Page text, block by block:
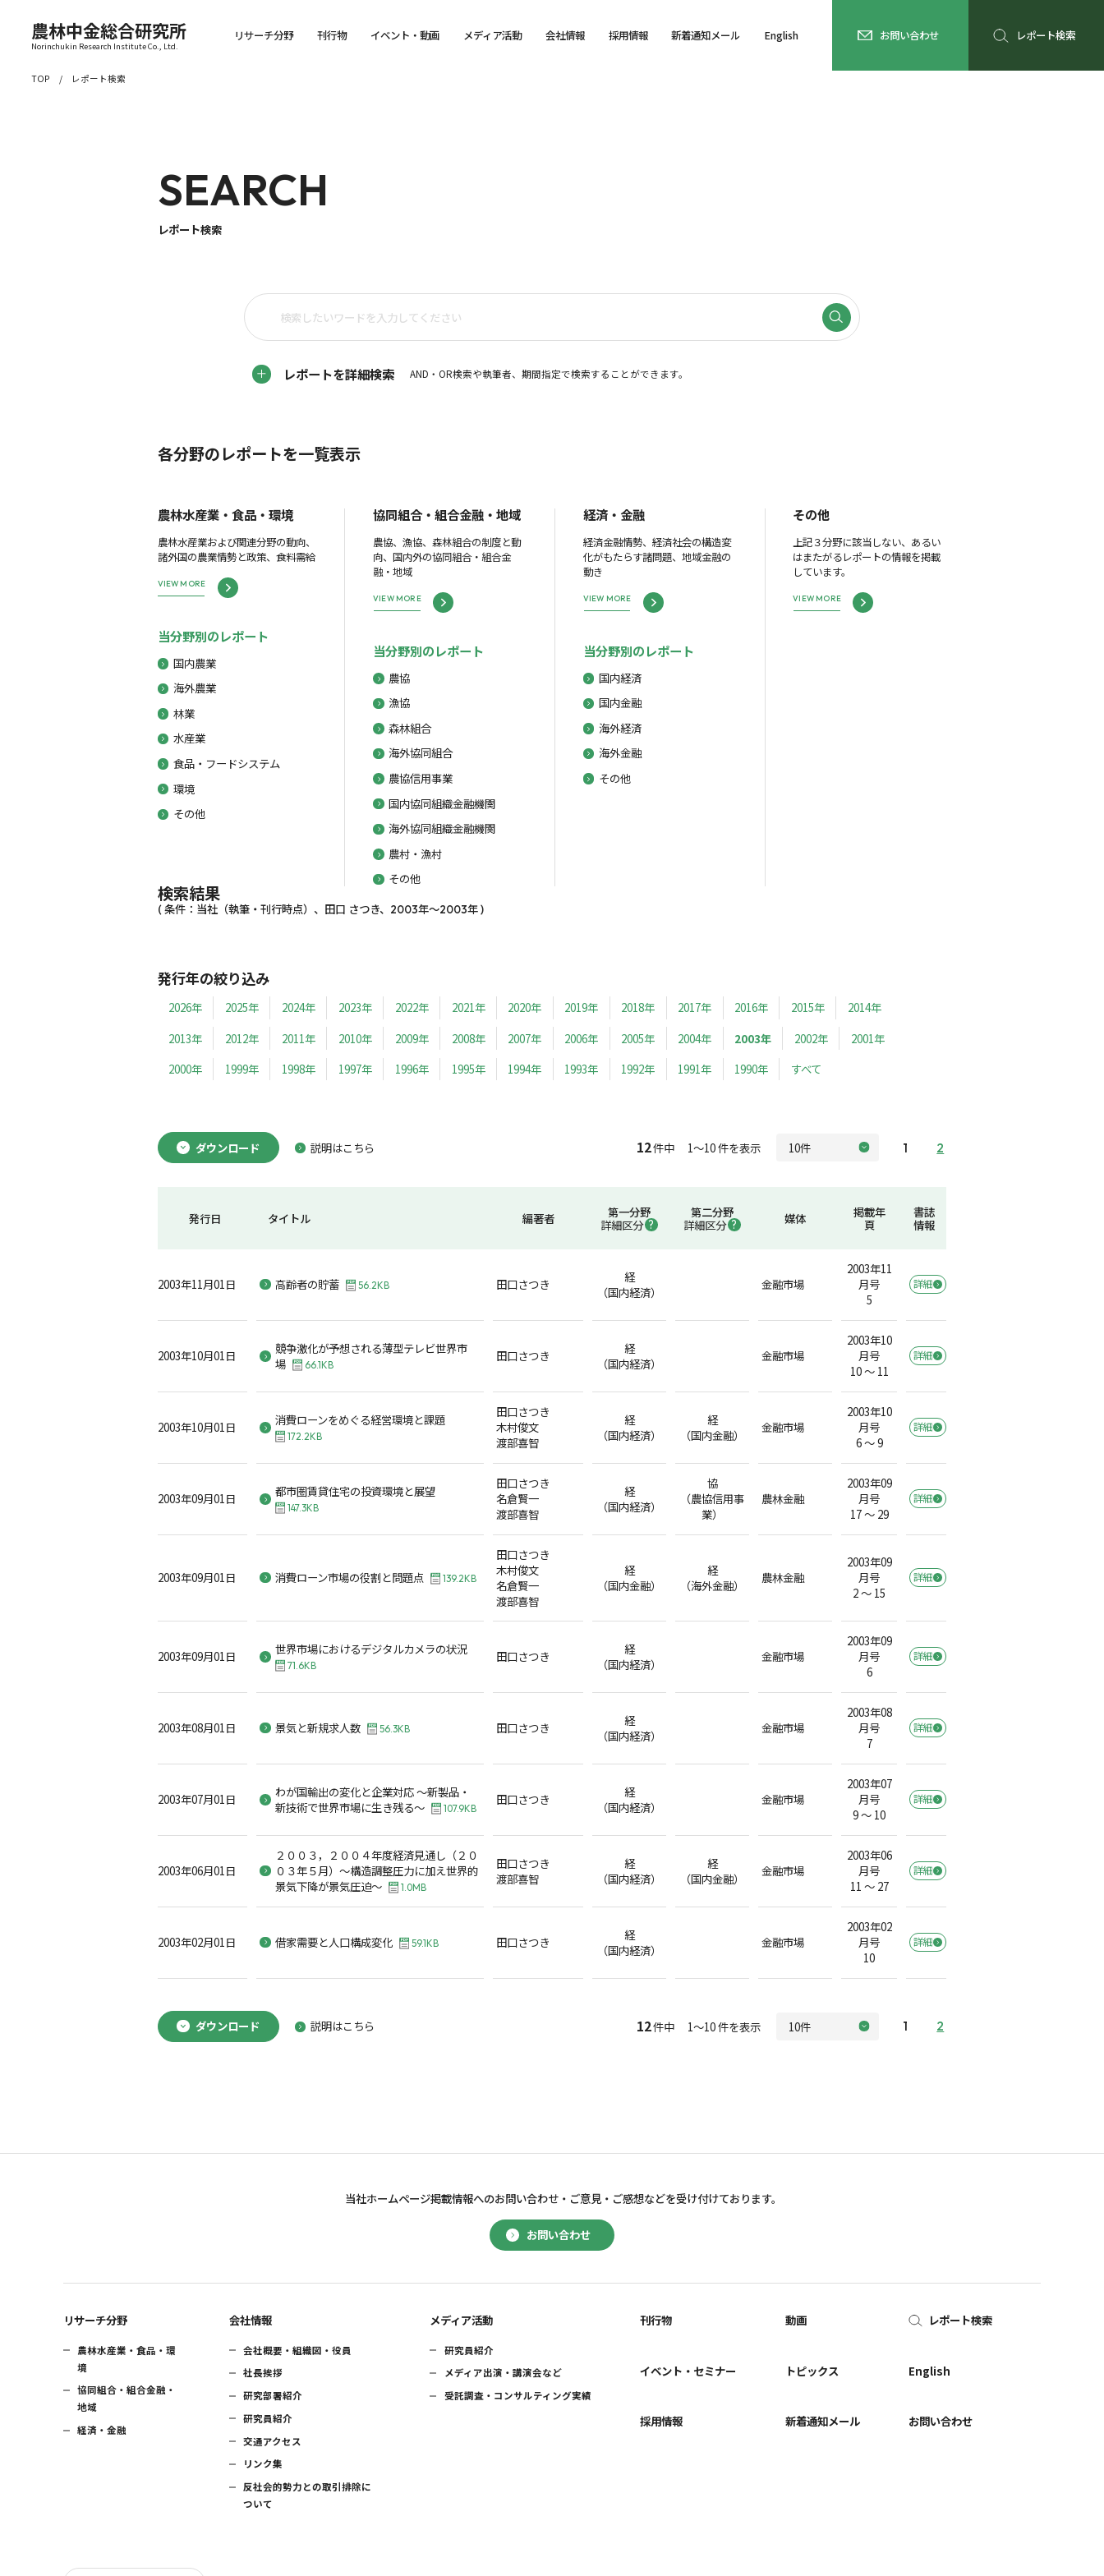
農林中金総合研究所
Norinchukin Research Institute Co., Ltd.
リサーチ分野 刊行物 イベント・動画 メディア活動 会社情報 採用情報 新着通知メール English お問い合わせ レポート検索
TOP レポート検索
SEARCH
レポート検索
レポートを詳細検索 AND・OR検索や執筆者、期間指定で検索することができます。
各分野のレポートを一覧表示
農林水産業・食品・環境
農林水産業および関連分野の動向、
諸外国の農業情勢と政策、食料需給
VIEW MORE
当分野別のレポート
国内農業
海外農業
林業
水産業
食品・フードシステム
環境
その他
協同組合・組合金融・地域
農協、漁協、森林組合の制度と動
向、国内外の協同組合・組合金
融・地域
VIEW MORE
当分野別のレポート
農協
漁協
森林組合
海外協同組合
農協信用事業
国内協同組織金融機関
海外協同組織金融機関
農村・漁村
その他
経済・金融
経済金融情勢、経済社会の構造変
化がもたらす諸問題、地域金融の
動き
VIEW MORE
当分野別のレポート
国内経済
国内金融
海外経済
海外金融
その他
その他
上記３分野に該当しない、あるい
はまたがるレポートの情報を掲載
しています。
VIEW MORE
検索結果
( 条件：当社（執筆・刊行時点）、田口 さつき、2003年～2003年 )
発行年の絞り込み
2026年 2025年 2024年 2023年 2022年 2021年 2020年 2019年 2018年 2017年 2016年 2015年
2014年
2013年
2012年 2011年 2010年 2009年 2008年 2007年 2006年 2005年 2004年 2003年 2002年
2001年
2000年
1999年 1998年 1997年 1996年 1995年 1994年 1993年 1992年 1991年 1990年 すべて
ダウンロード 説明はこちら 12件中 1～10 件を表示 1 2
発行日 タイトル 編著者
第一分野
詳細区分
第二分野
詳細区分
媒体
掲載年
頁
書誌
情報
2003年11月01日 高齢者の貯蓄 56.2KB 田口さつき
経
（国内経済）
金融市場
2003年11
月号
5
詳細
2003年10月01日
競争激化が予想される薄型テレビ世界市
場
66.1KB
田口さつき
経
（国内経済）
金融市場
2003年10
月号
10 ～ 11
詳細
2003年10月01日 消費ローンをめぐる経営環境と課題
172.2KB
田口さつき
木村俊文
渡部喜智
経
（国内経済）
経
（国内金融）
金融市場
2003年10
月号
6 ～ 9
詳細
2003年09月01日 都市圏賃貸住宅の投資環境と展望
147.3KB
田口さつき
名倉賢一
渡部喜智
経
（国内経済）
協
（農協信用事
業）
農林金融
2003年09
月号
17 ～ 29
詳細
2003年09月01日 消費ローン市場の役割と問題点 139.2KB
田口さつき
木村俊文
名倉賢一
渡部喜智
経
（国内金融）
経
（海外金融）
農林金融
2003年09
月号
2 ～ 15
詳細
2003年09月01日 世界市場におけるデジタルカメラの状況
71.6KB
田口さつき
経
（国内経済）
金融市場
2003年09
月号
6
詳細
2003年08月01日 景気と新規求人数 56.3KB 田口さつき
経
（国内経済）
金融市場
2003年08
月号
7
詳細
2003年07月01日
わが国輸出の変化と企業対応 ～新製品・
新技術で世界市場に生き残る～
107.9KB
田口さつき
経
（国内経済）
金融市場
2003年07
月号
9 ～ 10
詳細
2003年06月01日
２００３，２００４年度経済見通し（２０
０３年５月）～構造調整圧力に加え世界的
景気下降が景気圧迫～
1.0MB
田口さつき
渡部喜智
経
（国内経済）
経
（国内金融）
金融市場
2003年06
月号
11 ～ 27
詳細
2003年02月01日 借家需要と人口構成変化 59.1KB 田口さつき
経
（国内経済）
金融市場
2003年02
月号
10
詳細
ダウンロード 説明はこちら 12件中 1～10 件を表示 1 2
お問い合わせ
当社ホームページ掲載情報へのお問い合わせ・ ご意見・ご感想などを受け付けております。
リサーチ分野
農林水産業・食品・環
境
協同組合・組合金融・
地域
経済・金融
会社情報
会社概要・組織図・役員
社長挨拶
研究部署紹介
研究員紹介
交通アクセス
リンク集
反社会的勢力との取引排除に
ついて
メディア活動
研究員紹介
メディア出演・講演会など
受託調査・コンサルティング実績
刊行物
イベント・セミナー
採用情報
動画
トピックス
新着通知メール
レポート検索
English
お問い合わせ